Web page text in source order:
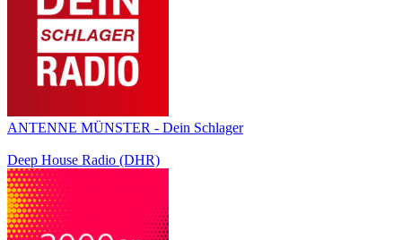
ANTENNE MÜNSTER - Dein Schlager
Deep House Radio (DHR)